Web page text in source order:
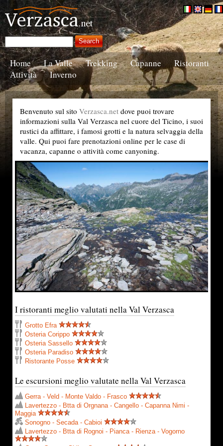
Home La Valle Trekking Capanne
Ristoranti
Attività
Inverno
Benvenuto sul sito Verzasca.net dove puoi trovare
informazioni sulla Val Verzasca nel cuore del Ticino, i suoi
rustici da affittare, i famosi grotti e la natura selvaggia della
valle. Qui puoi fare prenotazioni online per le case di
vacanza, capanne o attività come canyoning.
I ristoranti meglio valutati nella Val Verzasca
Grotto Efra
Osteria Corippo
Osteria Sassello
Osteria Paradiso
Ristorante Posse
Le escursioni meglio valutate nella Val Verzasca
Gerra - Veld - Monte Valdo - Frasco
Lavertezzo - Btta di Orgnana - Cangello - Capanna Nimi -
Maggia
Sonogno - Secada - Cabioi
Lavertezzo - Btta di Rognoi - Pianca - Rienza - Vogorno